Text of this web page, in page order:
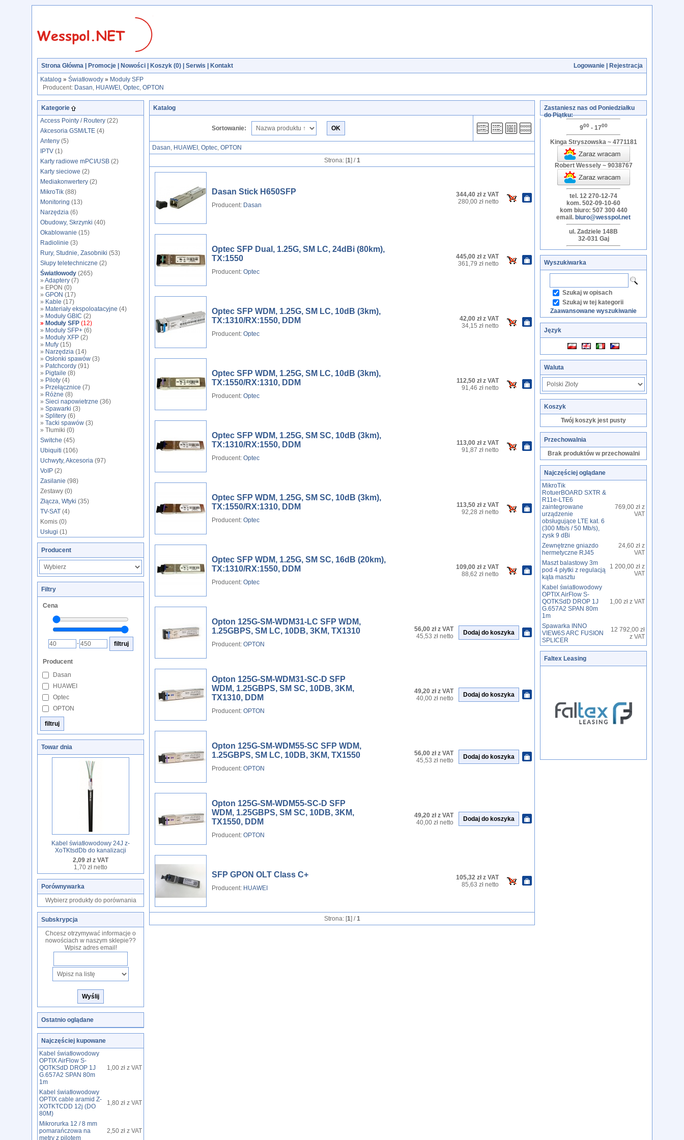
Strona Główna Promocje Nowości Koszyk (0) Serwis Kontakt Logowanie
Rejestracja
Katalog » Światłowody » Moduły SFP
Producent: Dasan, HUAWEI , Optec, OPTON
Kategorie
Access Pointy / Routery (22)
Akcesoria GSM/LTE (4)
Anteny (5)
IPTV (1)
Karty radiowe mPCI/USB (2)
Karty sieciowe (2)
Mediakonwertery (2)
MikroTik (88)
Monitoring (13)
Narzędzia (6)
Obudowy, Skrzynki (40)
Okablowanie (15)
Radiolinie (3)
Rury, Studnie, Zasobniki (53)
Słupy teletechniczne (2)
Światłowody (265)
» Adaptery (7)
» EPON (0)
» GPON (17)
» Kable (17)
» Materiały ekspoloatacyjne (4)
» Moduły GBIC (2)
» Moduły SFP (12)
» Moduły SFP+ (6)
» Moduły XFP (2)
» Mufy (15)
» Narzędzia (14)
» Osłonki spawów (3)
» Patchcordy (91)
» Pigtaile (8)
» Piloty (4)
» Przełącznice (7)
» Różne (8)
» Sieci napowietrzne (36)
» Spawarki (3)
» Splitery (6)
» Tacki spawów (3)
» Tłumiki (0)
Switche (45)
Ubiquiti (106)
Uchwyty, Akcesoria (97)
VoIP (2)
Zasilanie (98)
Zestawy (0)
Złącza, Wtyki (35)
TV-SAT (4)
Komis (0)
Usługi (1)
Producent
Filtry
Cena
-
Producent
Dasan
HUAWEI
Optec
OPTON
Towar dnia
Kabel światłowodowy 24J z-
XoTKtsdDb do kanalizacji
2,09 zł z VAT
1,70 zł netto
Porównywarka
Wybierz produkty do porównania
Subskrypcja
Chcesz otrzymywać informacje o
nowościach w naszym sklepie??
Wpisz adres email!
Ostatnio oglądane
Najczęściej kupowane
Kabel światłowodowy
OPTIX AirFlow S-
QOTKSdD DROP 1J
G.657A2 SPAN 80m
1m
1,00 zł z VAT
Kabel światłowodowy
OPTIX cable aramid Z-
XOTKTCDD 12j (DO
80M)
1,80 zł z VAT
Mikrorurka 12 / 8 mm
pomarańczowa na
metry z pilotem
2,50 zł z VAT
Katalog
Sortowanie:
Dasan, HUAWEI , Optec, OPTON
Strona: [1] /1
Dasan Stick H650SFP
Producent: Dasan
344,40 zł z VAT
280,00 zł netto
Optec SFP Dual, 1.25G, SM LC, 24dBi (80km),
TX:1550
Producent: Optec
445,00 zł z VAT
361,79 zł netto
Optec SFP WDM, 1.25G, SM LC, 10dB (3km),
TX:1310/RX:1550, DDM
Producent: Optec
42,00 zł z VAT
34,15 zł netto
Optec SFP WDM, 1.25G, SM LC, 10dB (3km),
TX:1550/RX:1310, DDM
Producent: Optec
112,50 zł z VAT
91,46 zł netto
Optec SFP WDM, 1.25G, SM SC, 10dB (3km),
TX:1310/RX:1550, DDM
Producent: Optec
113,00 zł z VAT
91,87 zł netto
Optec SFP WDM, 1.25G, SM SC, 10dB (3km),
TX:1550/RX:1310, DDM
Producent: Optec
113,50 zł z VAT
92,28 zł netto
Optec SFP WDM, 1.25G, SM SC, 16dB (20km),
TX:1310/RX:1550, DDM
Producent: Optec
109,00 zł z VAT
88,62 zł netto
Opton 125G-SM-WDM31-LC SFP WDM,
1.25GBPS, SM LC, 10DB, 3KM, TX1310
Producent: OPTON
56,00 zł z VAT
45,53 zł netto
Opton 125G-SM-WDM31-SC-D SFP
WDM, 1.25GBPS, SM SC, 10DB, 3KM,
TX1310, DDM
Producent: OPTON
49,20 zł z VAT
40,00 zł netto
Opton 125G-SM-WDM55-SC SFP WDM,
1.25GBPS, SM LC, 10DB, 3KM, TX1550
Producent: OPTON
56,00 zł z VAT
45,53 zł netto
Opton 125G-SM-WDM55-SC-D SFP
WDM, 1.25GBPS, SM SC, 10DB, 3KM,
TX1550, DDM
Producent: OPTON
49,20 zł z VAT
40,00 zł netto
SFP GPON OLT Class C+
Producent: HUAWEI
105,32 zł z VAT
85,63 zł netto
Strona: [1] /1
Zastaniesz nas od Poniedziałku
do Piątku:
900 - 1700
Kinga Stryszowska ~ 4771181
Robert Wessely ~ 9038767
tel. 12 270-12-74
kom. 502-09-10-60
kom biuro: 507 300 440
email. biuro@wesspol.net
ul. Zadziele 148B
32-031 Gaj
Wyszukiwarka
Szukaj w opisach
Szukaj w tej kategorii
Zaawansowane wyszukiwanie
Język
Waluta
Koszyk
Twój koszyk jest pusty
Przechowalnia
Brak produktów w przechowalni
Najczęściej oglądane
MikroTik
RotuerBOARD SXTR &
R11e-LTE6
zaintegrowane
urządzenie
obsługujące LTE kat. 6
(300 Mb/s / 50 Mb/s),
zysk 9 dBi
769,00 zł z
VAT
Zewnętrzne gniazdo
hermetyczne RJ45
24,60 zł z
VAT
Maszt balastowy 3m
pod 4 płytki z regulacją
kąta masztu
1 200,00 zł z
VAT
Kabel światłowodowy
OPTIX AirFlow S-
QOTKSdD DROP 1J
G.657A2 SPAN 80m
1m
1,00 zł z VAT
Spawarka INNO
VIEW6S ARC FUSION
SPLICER
12 792,00 zł
z VAT
Faltex Leasing